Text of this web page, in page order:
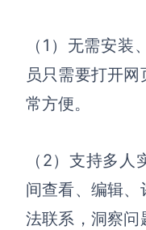
（1）无需安装
员只需要打开
常方便。
（2） 支持多人
间查看、编辑
法联系，洞察问